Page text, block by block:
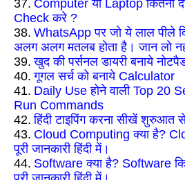
37. Computer या Laptop कितनी
Check करे ?
38. WhatsApp पर जो ये लाल पीले
अलग अलग मतलब होता है। जान लो
39. खुद की पर्सनल डायरी बनाये
40. गूगल सर्च को बनाये Calculator
41. Daily Use होने वाली Top 20
Run Commands
42. हिंदी टाइपिंग करना सीखें शुरुआत
43. Cloud Computing क्या है?
पूरी जानकारी हिंदी में।
44. Software क्या है? Software